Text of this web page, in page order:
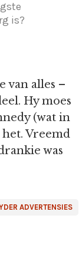
is?
van alles –
Hy moes
(wat in
het. Vreemd
was
ADVERTENSIES